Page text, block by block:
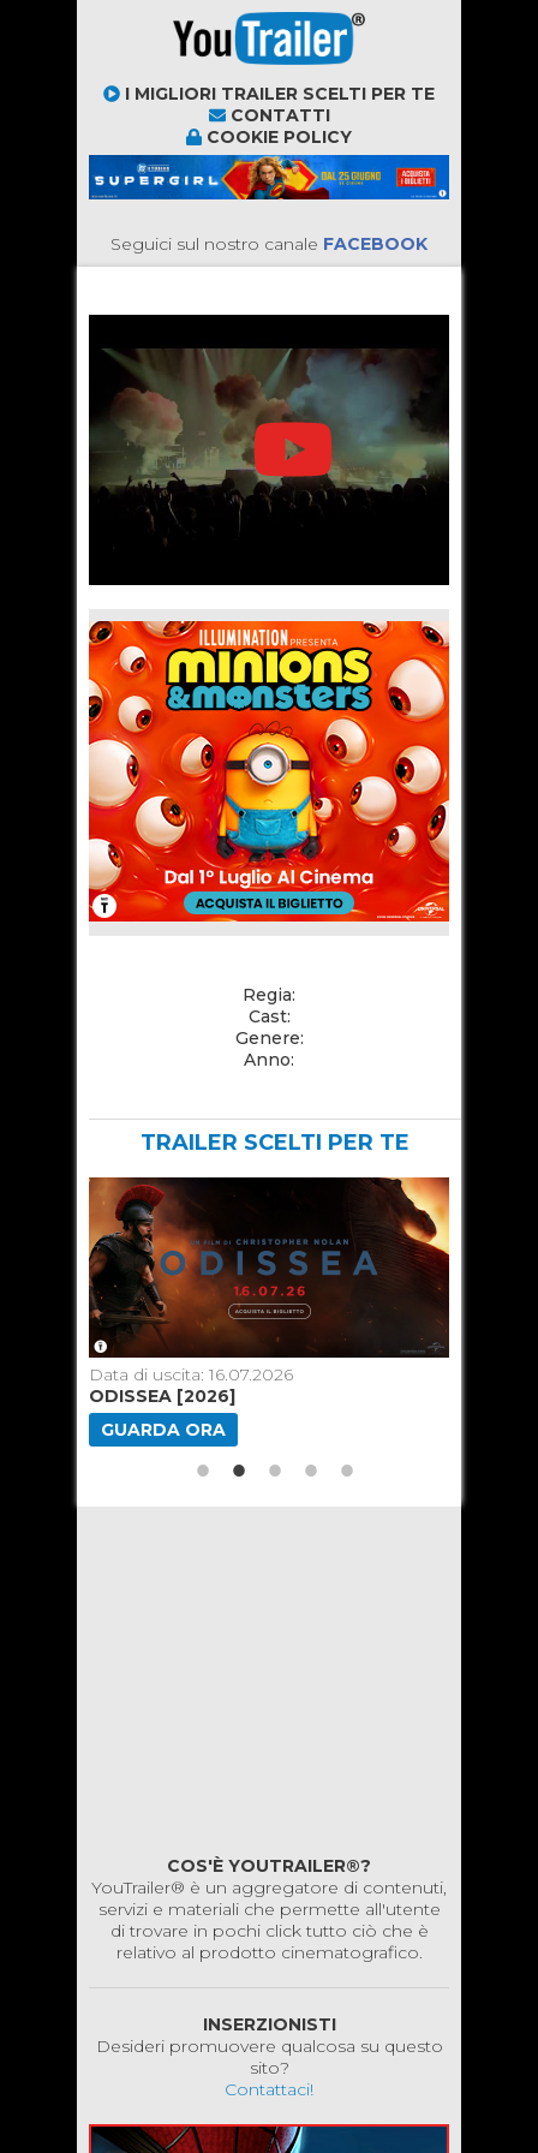
I MIGLIORI TRAILER SCELTI PER TE
CONTATTI
COOKIE POLICY
Seguici sul nostro canale FACEBOOK
Regia:
Cast:
Genere:
Anno:
TRAILER SCELTI PER TE
Data di uscita: 16.07.2026
ODISSEA [2026]
GUARDA ORA
COS'È YOUTRAILER®?
YouTrailer® è un aggregatore di contenuti,
servizi e materiali che permette all'utente
di trovare in pochi click tutto ciò che è
relativo al prodotto cinematografico.
INSERZIONISTI
Desideri promuovere qualcosa su questo
sito?
Contattaci!